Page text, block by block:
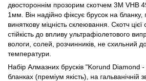
двостороннім прозорим скотчем 3M VHB
1мм. Він надійно фіксує брусок на
виняткову міцність склеювання. Скотч цієї
стійкість до впливу ультрафіолетового
вологи, солей, розчинників, не схильний
температури.
Набір Алмазних брусків "Korund Diamond
бланках (преміум якість), на гальванічній